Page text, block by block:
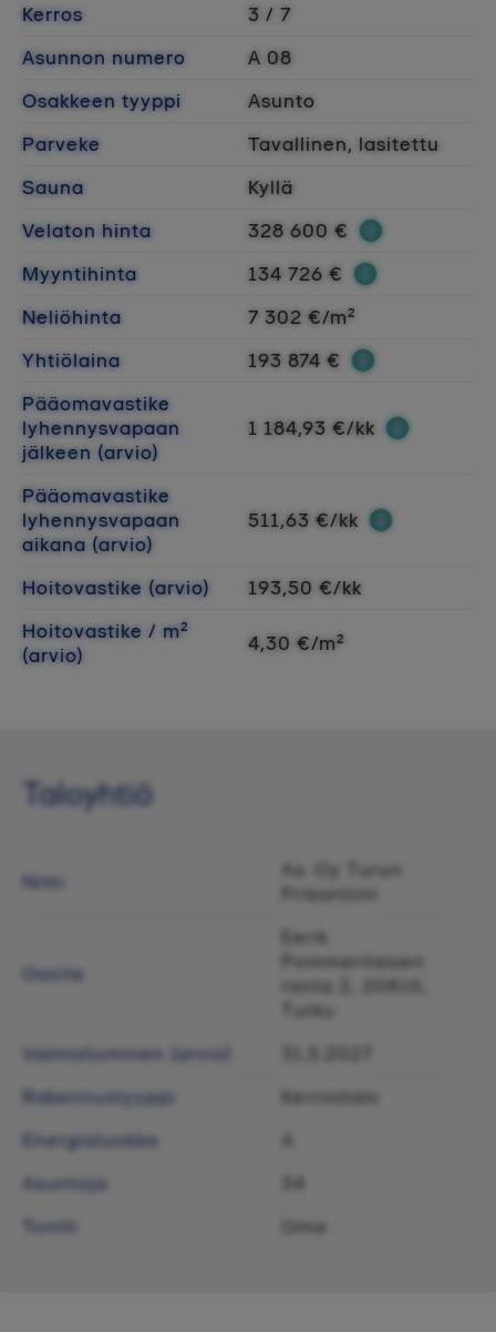
Kerros
3 / 7
Asunnon numero
A 08
Osakkeen tyyppi
Asunto
Parveke
Tavallinen, lasitettu
Sauna
Kyllä
Velaton hinta
328 600 €
Myyntihinta
134 726 €
Neliöhinta
7 302 €/m²
Yhtiölaina
193 874 €
Pääomavastike
lyhennysvapaan
jälkeen (arvio)
1 184,93 €/kk
Pääomavastike
lyhennysvapaan
aikana (arvio)
511,63 €/kk
Hoitovastike (arvio)
193,50 €/kk
Hoitovastike / m²
(arvio)
4,30 €/m²
Taloyhtiö
Nimi
As. Oy Turun
Prikantiini
Osoite
Eerik
Pommerilaisen
ranta 2, 20810,
Turku
Valmistuminen (arvio)
Rakennustyyppi
Kerrostalo
Energialuokka
A
Asuntoja
34
Tontti
Oma